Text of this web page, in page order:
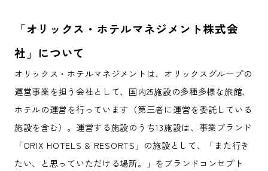
「オリックス・ホテルマネジメント株式会
社」について
オリックス・ホテルマネジメントは、オリックスグループの
運営事業を担う会社として、国内25施設の多種多様な旅館、
ホテルの運営を行っています（第三者に運営を委託している
施設を含む）。運営する施設のうち13施設は、事業ブランド
「ORIX HOTELS & RESORTS」の施設として、「また行き
たい、と思っていただける場所。」をブランドコンセプト